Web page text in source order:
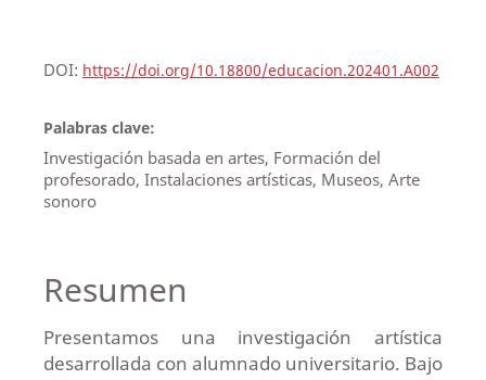
DOI: https://doi.org/10.18800/educacion.202401.A002
Palabras clave:
Investigación basada en artes, Formación del
profesorado, Instalaciones artísticas, Museos, Arte
sonoro
Resumen
Presentamos una investigación artística
desarrollada con alumnado universitario. Bajo